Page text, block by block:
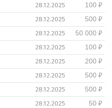
28.12.2025
100 ₽
28.12.2025
500 ₽
28.12.2025
50 000 ₽
28.12.2025
100 ₽
28.12.2025
200 ₽
28.12.2025
500 ₽
28.12.2025
500 ₽
28.12.2025
50 ₽